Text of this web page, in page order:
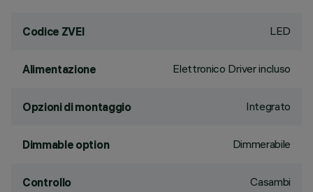
Codice ZVEI LED
Alimentazione Elettronico Driver incluso
Opzioni di montaggio Integrato
Dimmable option Dimmerabile
Controllo Casambi